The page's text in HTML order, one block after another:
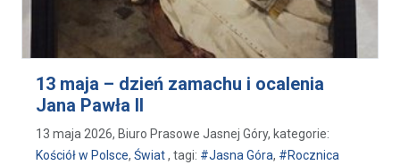
13 maja – dzień zamachu i ocalenia
Jana Pawła II
13 maja 2026, Biuro Prasowe Jasnej Góry, kategorie:
Kościół w Polsce, Świat, tagi: #Jasna Góra, #Rocznica